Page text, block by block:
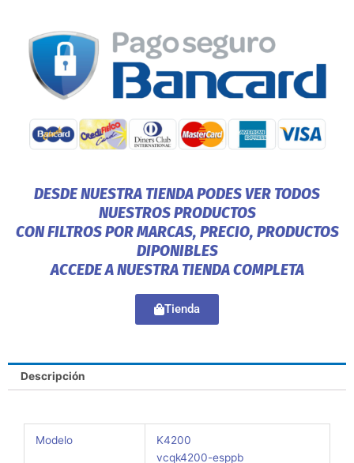
DESDE NUESTRA TIENDA PODES VER TODOS
NUESTROS PRODUCTOS
CON FILTROS POR MARCAS, PRECIO, PRODUCTOS
DIPONIBLES
ACCEDE A NUESTRA TIENDA COMPLETA
Tienda
Descripción
Modelo
K4200
vcqk4200-esppb